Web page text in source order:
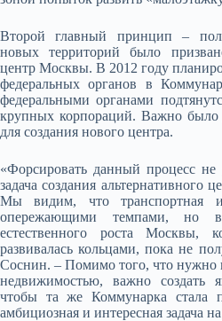
Второй главный принцип –
новых территорий было
центр Москвы. В 2012 году
федеральных органов в
федеральными органами
крупных корпораций. Важно было
для создания нового центра.
«Форсировать данный процесс не
задача создания альтернативного
Мы видим, что транспортная
опережающими темпами, но
естественного роста Москвы,
развивалась кольцами, пока не
Соснин. – Помимо того, что нужно
недвижимостью, важно создать
чтобы та же Коммунарка стала
амбициозная и интересная задача